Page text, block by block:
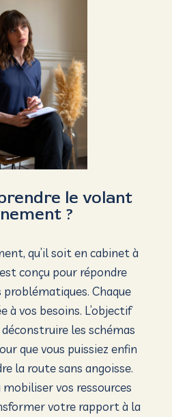
le volant
?
qu’il soit en cabinet à
conçu pour répondre
Chaque
à vos besoins. L’objectif
les schémas
que vous puissiez enfin
la route sans angoisse.
mobiliser vos ressources
votre rapport à la